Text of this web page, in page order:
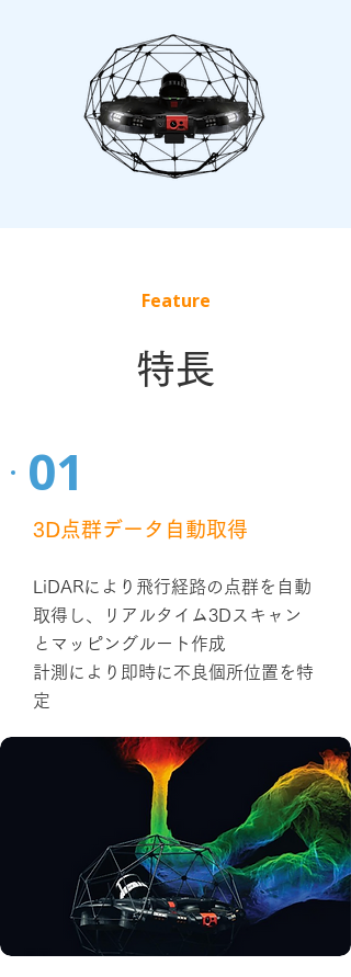
Feature
特長
01
3D点群データ自動取得
LiDARにより飛行経路の点群を自動
取得し、リアルタイム3Dスキャン
とマッピングルート作成
計測により即時に不良個所位置を特
定